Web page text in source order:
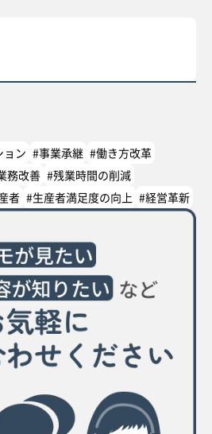
ョン #事業承継 #働き方改革
務改善 #残業時間の削減
者 #生産者満足度の向上 #経営革新